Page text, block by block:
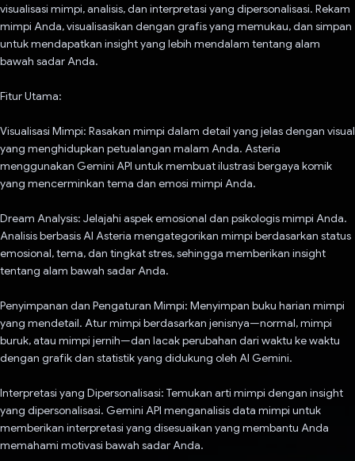
visualisasi mimpi, analisis, dan interpretasi yang dipersonalisasi. Rekam
mimpi Anda, visualisasikan dengan grafis yang memukau, dan simpan
untuk mendapatkan insight yang lebih mendalam tentang alam
bawah sadar Anda.
Fitur Utama:
Visualisasi Mimpi: Rasakan mimpi dalam detail yang jelas dengan visual
yang menghidupkan petualangan malam Anda. Asteria
menggunakan Gemini API untuk membuat ilustrasi bergaya komik
yang mencerminkan tema dan emosi mimpi Anda.
Dream Analysis: Jelajahi aspek emosional dan psikologis mimpi Anda.
Analisis berbasis AI Asteria mengategorikan mimpi berdasarkan status
emosional, tema, dan tingkat stres, sehingga memberikan insight
tentang alam bawah sadar Anda.
Penyimpanan dan Pengaturan Mimpi: Menyimpan buku harian mimpi
yang mendetail. Atur mimpi berdasarkan jenisnya—normal, mimpi
buruk, atau mimpi jernih—dan lacak perubahan dari waktu ke waktu
dengan grafik dan statistik yang didukung oleh AI Gemini.
Interpretasi yang Dipersonalisasi: Temukan arti mimpi dengan insight
yang dipersonalisasi. Gemini API menganalisis data mimpi untuk
memberikan interpretasi yang disesuaikan yang membantu Anda
memahami motivasi bawah sadar Anda.